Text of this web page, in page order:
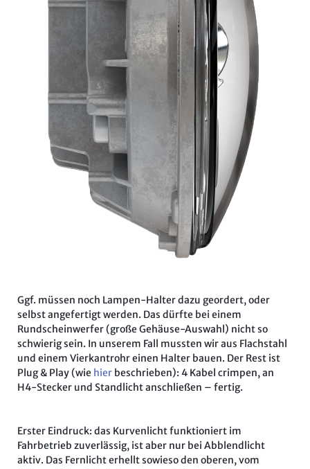
Ggf. müssen noch Lampen-Halter dazu geordert, oder
selbst angefertigt werden. Das dürfte bei einem
Rundscheinwerfer (große Gehäuse-Auswahl) nicht so
schwierig sein. In unserem Fall mussten wir aus Flachstahl
und einem Vierkantrohr einen Halter bauen. Der Rest ist
Plug & Play (wie hierbeschrieben): 4 Kabel crimpen, an
H4-Stecker und Standlicht anschließen – fertig.
Erster Eindruck: das Kurvenlicht funktioniert im
Fahrbetrieb zuverlässig, ist aber nur bei Abblendlicht
aktiv. Das Fernlicht erhellt sowieso den oberen, vom